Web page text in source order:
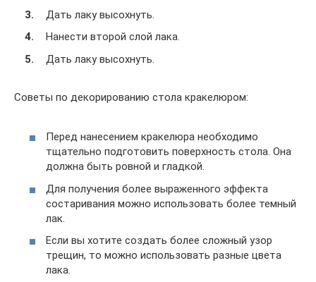
Дать лаку высохнуть.
Нанести второй слой лака.
Дать лаку высохнуть.
Советы по декорированию стола кракелюром:
Перед нанесением кракелюра необходимо
тщательно подготовить поверхность стола. Она
должна быть ровной и гладкой.
Для получения более выраженного эффекта
состаривания можно использовать более темный
лак.
Если вы хотите создать более сложный узор
трещин, то можно использовать разные цвета
лака.